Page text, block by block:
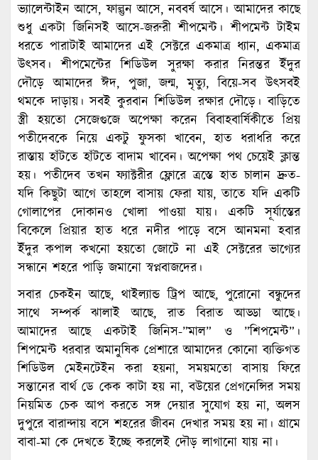
ভ্যালেন্টাইন আসে, ফাল্গুন আসে, নববর্ষ আসে। আমাদের কাছে
শুধু একটা জিনিসই আসে-জরুরী শীপমেন্ট। শীপমেন্ট টাইম
ধরতে পারাটাই আমাদের এই সেক্টরে একমাত্র ধ্যান, একমাত্র
উৎসব। শীপমেন্টের শিডিউল সুরক্ষা করার নিরন্তর ইঁদুর
দৌড়ে আমাদের ঈদ, পুজা, জন্ম, মৃত্যু, বিয়ে-সব উৎসবই
থমকে দাড়ায়। সবই কুরবান শিডিউল রক্ষার দৌড়ে। বাড়িতে
স্ত্রী হয়তো সেজেগুজে অপেক্ষা করেন বিবাহবার্ষিকীতে প্রিয়
পতীদেবকে নিয়ে একটু ফুসকা খাবেন, হাত ধরাধরি করে
রাস্তায় হাঁটতে হাঁটতে বাদাম খাবেন। অপেক্ষা পথ চেয়েই ক্লান্ত
হয়। পতীদেব তখন ফ্যাক্টরীর ফ্লোরে ত্রস্তে হাত চালান দ্রুত-
যদি কিছুটা আগে তাহলে বাসায় ফেরা যায়, তাতে যদি একটি
গোলাপের দোকানও খোলা পাওয়া যায়। একটি সূর্যাস্তের
বিকেলে প্রিয়ার হাত ধরে নদীর পাড়ে বসে আনমনা হবার
ইঁদুর কপাল কখনো হয়তো জোটে না এই সেক্টরের ভাগ্যের
সন্ধানে শহরে পাড়ি জমানো স্বপ্নবাজদের।
সবার চেকইন আছে, থাইল্যান্ড ট্রিপ আছে, পুরোনো বন্ধুদের
সাথে সম্পর্ক ঝালাই আছে, রাত বিরাত আড্ডা আছে।
আমাদের আছে একটাই জিনিস-”মাল” ও ”শিপমেন্ট”।
শিপমেন্ট ধরবার অমানুষিক প্রেশারে আমাদের কোনো ব্যক্তিগত
শিডিউল মেইনটেইন করা হয়না, সময়মতো বাসায় ফিরে
সন্তানের বার্থ ডে কেক কাটা হয় না, বউয়ের প্রেগনেন্সির সময়
নিয়মিত চেক আপ করতে সঙ্গ দেয়ার সুযোগ হয় না, অলস
দুপুরে বারান্দায় বসে শহরের জীবন দেখার সময় হয় না। গ্রামে
বাবা-মা কে দেখতে ইচ্ছে করলেই দৌড় লাগানো যায় না।